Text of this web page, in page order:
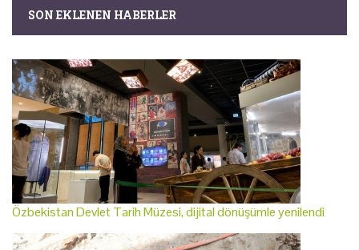
SON EKLENEN HABERLER
Özbekistan Devlet Tarih Müzesi, dijital dönüşümle yenilendi